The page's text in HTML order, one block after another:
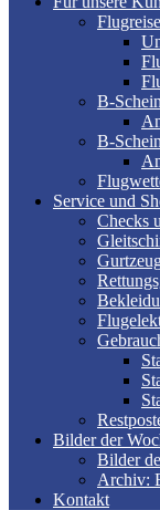
B-
B-
Service und
Checks
Bilder der
Bilder
Archiv:
Kontakt